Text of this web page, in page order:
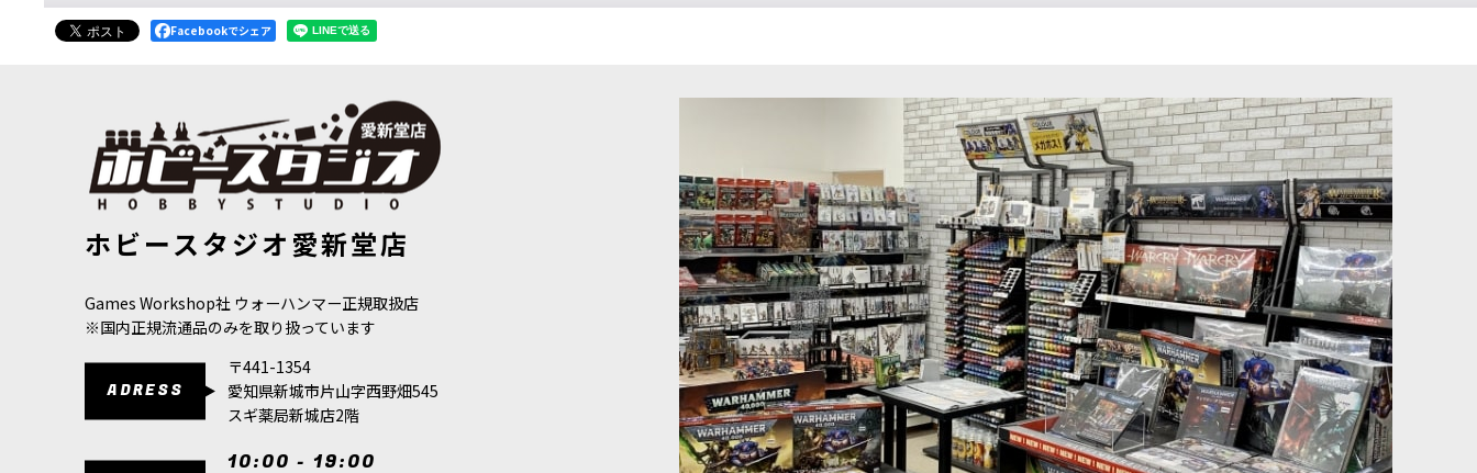
74-11]
円 (税込)
◆50％OFF◆【旧版】[WH40Kインデックスカード] アエ
◆50%OFF◆【旧版】[WH40Kインデックスカード] エー
ジェント・オヴ・インペリウム 日本語版[72-68]
1,175円(税込)
希望小売価格:2,350円
[ウォースクロールカード] ディサイプル・オヴ・ティーン
チ 日本語版[83-46]
4,900円(税込)
Facebookでシェア
ホビースタジオ愛新堂店
Games Workshop社 ウォーハンマー正規取扱店
※国内正規流通品のみを取り扱っています
ADRESS
〒441-1354
愛知県新城市片山字西野畑545
スギ薬局新城店2階
10:00 - 19:00